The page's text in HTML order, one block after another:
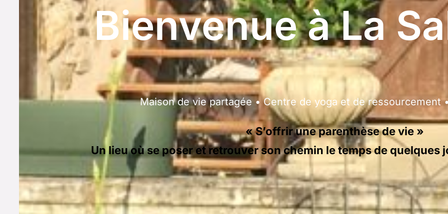
Bienvenue à La
Maison de vie partagée • Centre de yoga et de ressourcement
« S’offrir une parenthèse de vie »
Un lieu où se poser et retrouver son chemin le temps de